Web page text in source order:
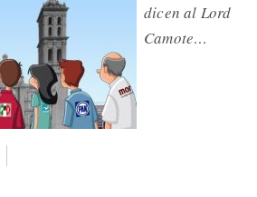
dicen al Lord
Camote…